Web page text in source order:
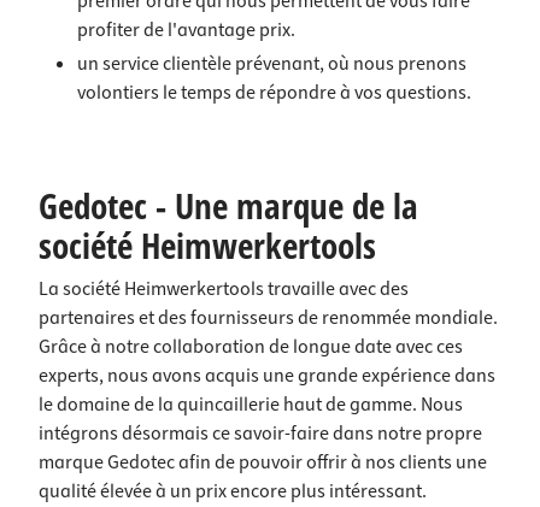
profiter de l'avantage prix.
un service clientèle prévenant, où nous prenons
volontiers le temps de répondre à vos questions.
Gedotec - Une marque de la
société Heimwerkertools
La société Heimwerkertools travaille avec des
partenaires et des fournisseurs de renommée mondiale.
Grâce à notre collaboration de longue date avec ces
experts, nous avons acquis une grande expérience dans
le domaine de la quincaillerie haut de gamme. Nous
intégrons désormais ce savoir-faire dans notre propre
marque Gedotec afin de pouvoir offrir à nos clients une
qualité élevée à un prix encore plus intéressant.